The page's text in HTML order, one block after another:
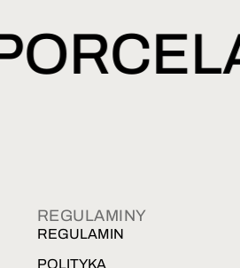
REGULAMINY
REGULAMIN
POLITYKA